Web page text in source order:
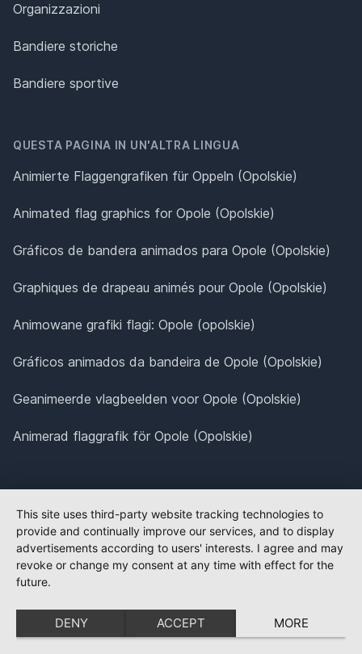
Organizzazioni
Bandiere storiche
Bandiere sportive
QUESTA PAGINA IN UN'ALTRA LINGUA
Animierte Flaggengrafiken für Oppeln (Opolskie)
Animated flag graphics for Opole (Opolskie)
Gráficos de bandera animados para Opole (Opolskie)
Graphiques de drapeau animés pour Opole (Opolskie)
Animowane grafiki flagi: Opole (opolskie)
Gráficos animados da bandeira de Opole (Opolskie)
Geanimeerde vlagbeelden voor Opole (Opolskie)
Animerad flaggrafik för Opole (Opolskie)
This site uses third-party website tracking technologies to
provide and continually improve our services, and to display
advertisements according to users' interests. I agree and may
revoke or change my consent at any time with effect for the
future.
DENY ACCEPT MORE